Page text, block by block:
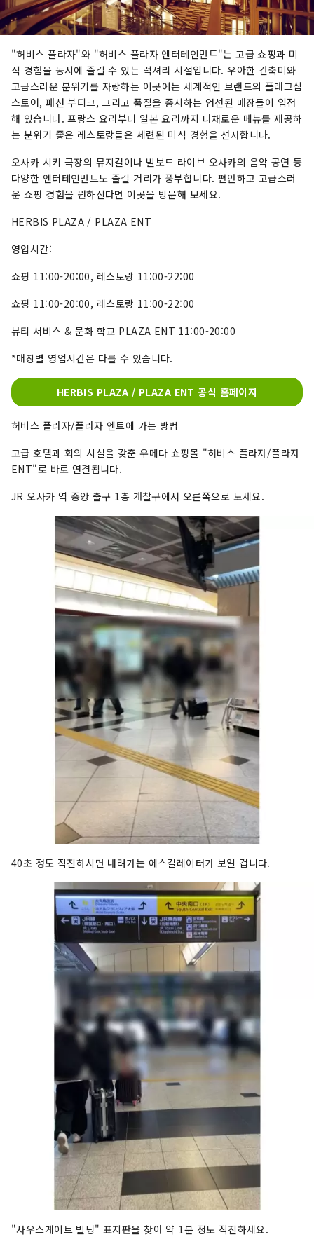
"허비스 플라자"와 "허비스 플라자 엔터테인먼트"는 고급 쇼핑과 미
식 경험을 동시에 즐길 수 있는 럭셔리 시설입니다. 우아한 건축미와
고급스러운 분위기를 자랑하는 이곳에는 세계적인 브랜드의 플래그십
스토어, 패션 부티크, 그리고 품질을 중시하는 엄선된 매장들이 입점
해 있습니다. 프랑스 요리부터 일본 요리까지 다채로운 메뉴를 제공하
는 분위기 좋은 레스토랑들은 세련된 미식 경험을 선사합니다.
오사카 시키 극장의 뮤지컬이나 빌보드 라이브 오사카의 음악 공연 등
다양한 엔터테인먼트도 즐길 거리가 풍부합니다. 편안하고 고급스러
운 쇼핑 경험을 원하신다면 이곳을 방문해 보세요.
HERBIS PLAZA / PLAZA ENT
영업시간:
쇼핑 11:00-20:00, 레스토랑 11:00-22:00
쇼핑 11:00-20:00, 레스토랑 11:00-22:00
뷰티 서비스 & 문화 학교 PLAZA ENT 11:00-20:00
*매장별 영업시간은 다를 수 있습니다.
HERBIS PLAZA / PLAZA ENT 공식 홈페이지
허비스 플라자/플라자 엔트에 가는 방법
고급 호텔과 회의 시설을 갖춘 우메다 쇼핑몰 "허비스 플라자/플라자
ENT"로 바로 연결됩니다.
JR 오사카 역 중앙 출구 1층 개찰구에서 오른쪽으로 도세요.
40초 정도 직진하시면 내려가는 에스컬레이터가 보일 겁니다.
"사우스게이트 빌딩" 표지판을 찾아 약 1분 정도 직진하세요.